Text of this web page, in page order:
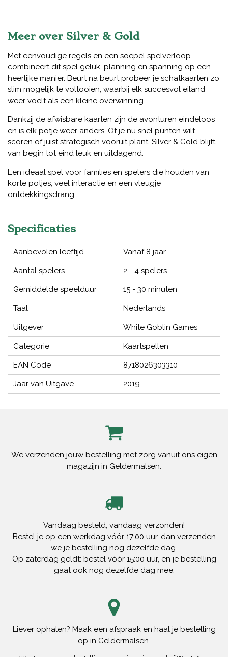
Meer over Silver & Gold
Met eenvoudige regels en een soepel spelverloop
combineert dit spel geluk, planning en spanning op een
heerlijke manier. Beurt na beurt probeer je schatkaarten zo
slim mogelijk te voltooien, waarbij elk succesvol eiland
weer voelt als een kleine overwinning.
Dankzij de afwisbare kaarten zijn de avonturen eindeloos
en is elk potje weer anders. Of je nu snel punten wilt
scoren of juist strategisch vooruit plant, Silver & Gold blijft
van begin tot eind leuk en uitdagend.
Een ideaal spel voor families en spelers die houden van
korte potjes, veel interactie en een vleugje
ontdekkingsdrang.
Specificaties
Aanbevolen leeftijd Vanaf 8 jaar
Aantal spelers 2 - 4 spelers
Gemiddelde speelduur 15 - 30 minuten
Taal Nederlands
Uitgever White Goblin Games
Categorie Kaartspellen
EAN Code 8718026303310
Jaar van Uitgave 2019
We verzenden jouw bestelling met zorg vanuit ons eigen
magazijn in Geldermalsen.
Vandaag besteld, vandaag verzonden!
Bestel je op een werkdag vóór 17:00 uur, dan verzenden
we je bestelling nog dezelfde dag.
Op zaterdag geldt: bestel vóór 15:00 uur, en je bestelling
gaat ook nog dezelfde dag mee.
Liever ophalen? Maak een afspraak en haal je bestelling
op in Geldermalsen.